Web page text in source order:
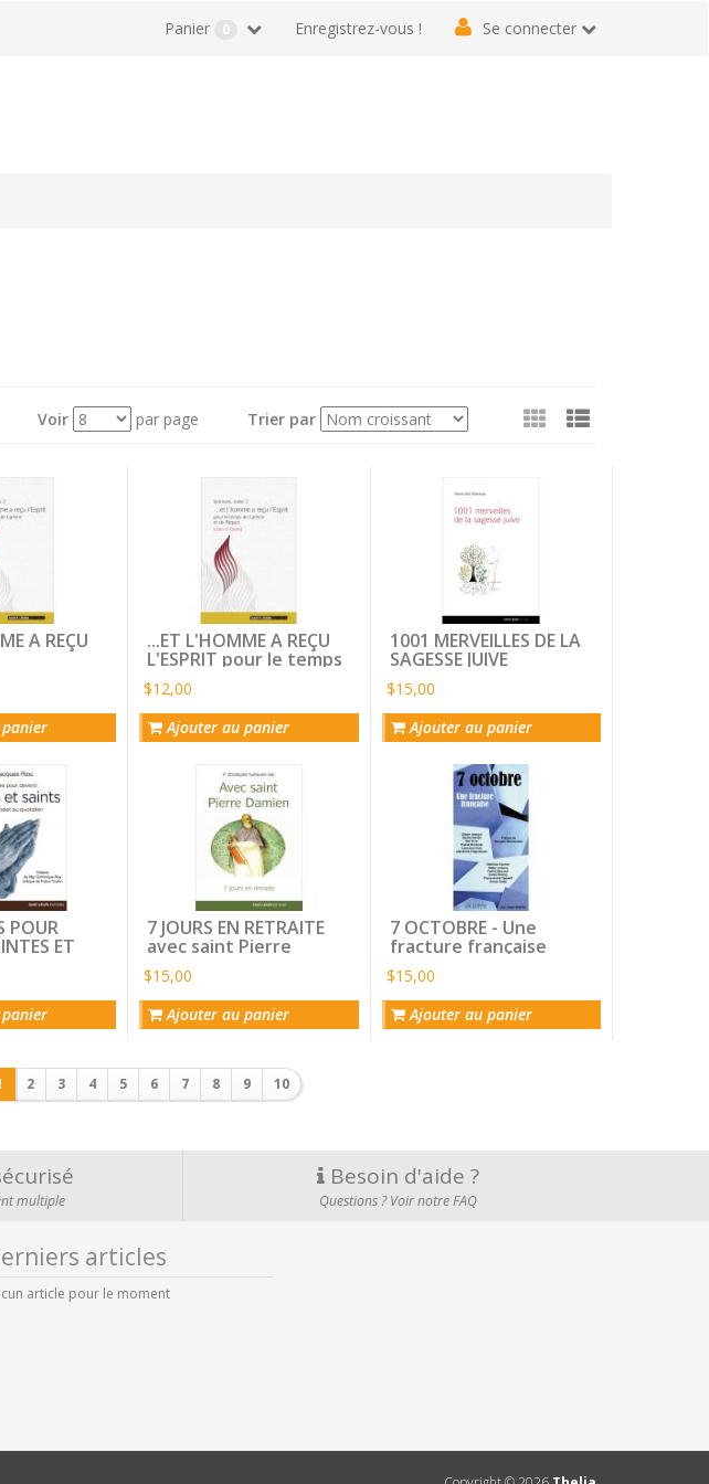
Enregistrez-vous ! Se connecter
Panier 0
Voir par page Trier par Voir
tant
A REÇU ...ET L'HOMME A REÇU
L'ESPRIT pour le temps
de Carême et de
Pâques
$12,00
Ajouter au panier
1001 MERVEILLES DE LA
SAGESSE JUIVE
$15,00
Ajouter au panier
POUR
ET
le
7 JOURS EN RETRAITE
avec saint Pierre
Damien
$15,00
Ajouter au panier
7 OCTOBRE - Une
fracture française
$15,00
Ajouter au panier
2 3 4 5 6 7 8 9 10
multiple
Besoin d'aide ?
Questions ? Voir notre FAQ
articles
article pour le moment